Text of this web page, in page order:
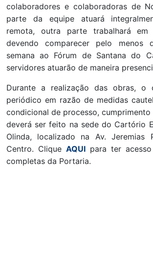
colaboradores e colaboradoras de
parte da equipe atuará
remota, outra parte trabalhará em
devendo comparecer pelo menos
semana ao Fórum de Santana do
servidores atuarão de maneira
Durante a realização das obras, o
periódico em razão de medidas
condicional de processo,
deverá ser feito na sede do Cartório
Olinda, localizado na Av. Jeremias
Centro. Clique AQUI para ter
completas da Portaria.